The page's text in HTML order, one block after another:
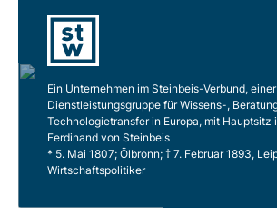
Ein Unternehmen im Steinbeis-Verbund,
Dienstleistungsgruppe für Wissens-,
Technologietransfer in Europa, mit Hauptsitz
Ferdinand von Steinbeis
* 5. Mai 1807; Ölbronn; † 7. Februar 1893,
Wirtschaftspolitiker